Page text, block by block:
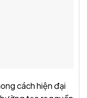
cách hiện đại